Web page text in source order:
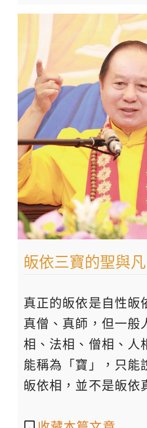
皈依三寶的聖與凡
真正的皈依是自性皈
真僧、真師，但一般
相、法相、僧相、人
能稱為「寶」，只能
皈依相，並不是皈依